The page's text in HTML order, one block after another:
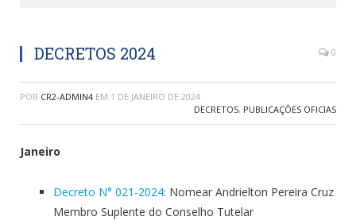
DECRETOS 2024 0
POR CR2-ADMIN4 EM 1 DE JANEIRO DE 2024
DECRETOS, PUBLICAÇÕES OFICIAS
Janeiro
Decreto N° 021-2024: Nomear Andrielton Pereira Cruz
Membro Suplente do Conselho Tutelar